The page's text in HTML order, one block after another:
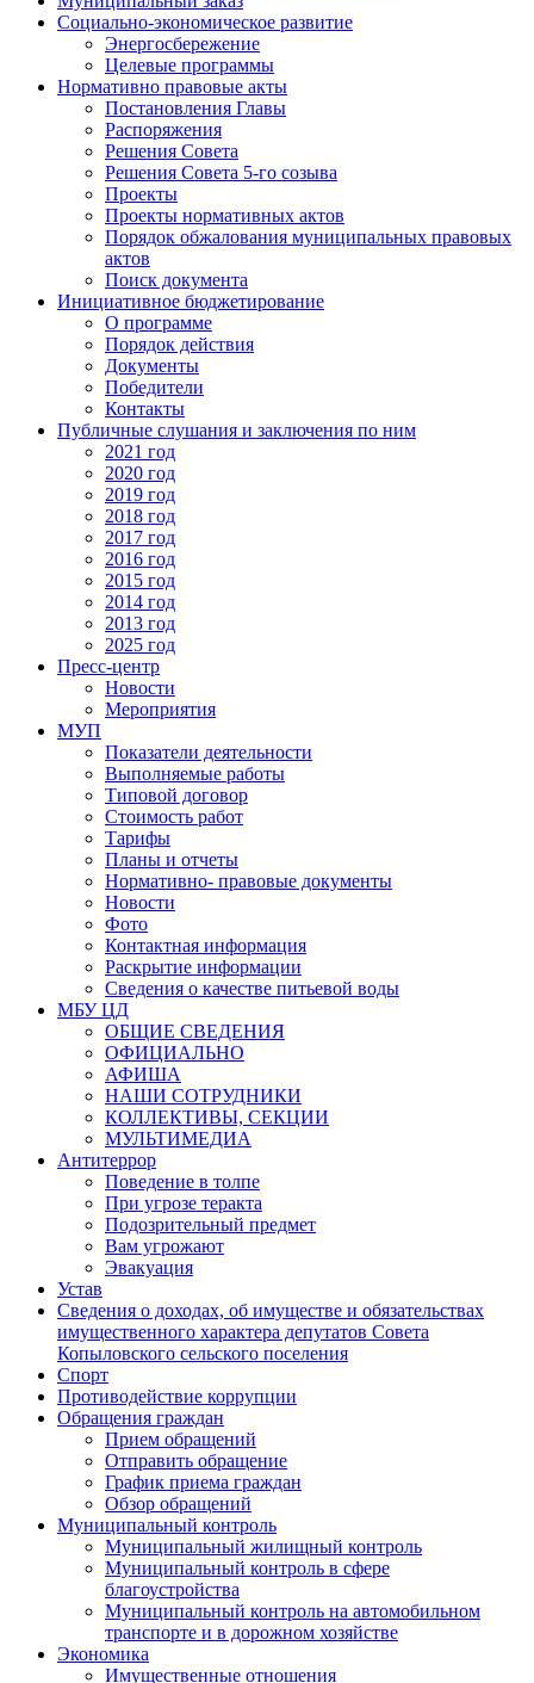
Социально-экономическое развитие
Энергосбережение
Целевые программы
Нормативно правовые акты
Постановления Главы
Распоряжения
Решения Совета
Решения Совета 5-го созыва
Проекты
Проекты нормативных актов
Порядок обжалования муниципальных правовых
актов
Поиск документа
Инициативное бюджетирование
О программе
Порядок действия
Документы
Победители
Контакты
Публичные слушания и заключения по ним
2021 год
2020 год
2019 год
2018 год
2017 год
2016 год
2015 год
2014 год
2013 год
2025 год
Пресс-центр
Новости
Мероприятия
МУП
Показатели деятельности
Выполняемые работы
Типовой договор
Стоимость работ
Тарифы
Планы и отчеты
Нормативно- правовые документы
Новости
Фото
Контактная информация
Раскрытие информации
Сведения о качестве питьевой воды
МБУ ЦД
ОБЩИЕ СВЕДЕНИЯ
ОФИЦИАЛЬНО
АФИША
НАШИ СОТРУДНИКИ
КОЛЛЕКТИВЫ, СЕКЦИИ
МУЛЬТИМЕДИА
Антитеррор
Поведение в толпе
При угрозе теракта
Подозрительный предмет
Вам угрожают
Эвакуация
Устав
Сведения о доходах, об имуществе и обязательствах
имущественного характера депутатов Совета
Копыловского сельского поселения
Спорт
Противодействие коррупции
Обращения граждан
Прием обращений
Отправить обращение
График приема граждан
Обзор обращений
Муниципальный контроль
Муниципальный жилищный контроль
Муниципальный контроль в сфере
благоустройства
Муниципальный контроль на автомобильном
транспорте и в дорожном хозяйстве
Экономика
Имущественные отношения